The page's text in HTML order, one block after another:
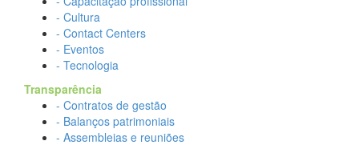
- Cultura
- Contact Centers
- Eventos
- Tecnologia
Transparência
- Contratos de gestão
- Balanços patrimoniais
- Assembleias e reuniões